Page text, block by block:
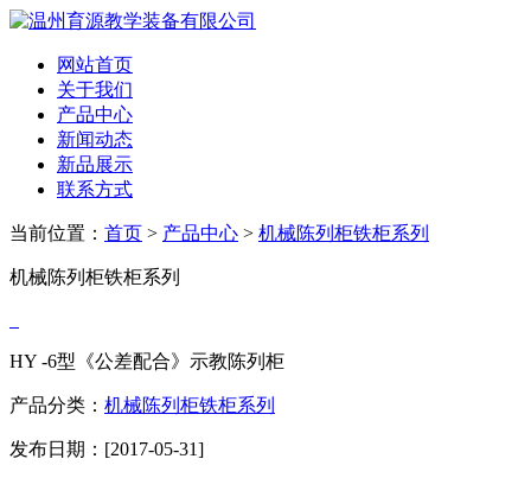
网站首页
关于我们
产品中心
新闻动态
新品展示
联系方式
当前位置： 首页 > 产品中心 > 机械陈列柜铁柜系列
机械陈列柜铁柜系列
HY -6型《公差配合》示教陈列柜
产品分类： 机械陈列柜铁柜系列
发布日期：[2017-05-31]